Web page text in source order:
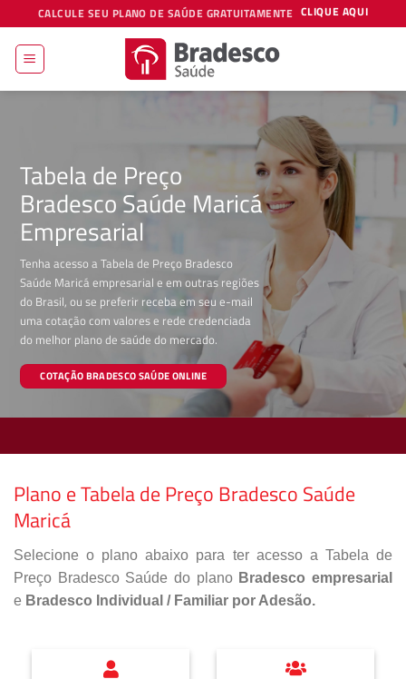
to
content
CALCULE SEU PLANO DE SAÚDE GRATUITAMENTE CLIQUE AQUI
Tabela de Preço
Bradesco Saúde Maricá
Empresarial
Tenha acesso a Tabela de Preço Bradesco
Saúde Maricá empresarial e em outras regiões
do Brasil, ou se preferir receba em seu e-mail
uma cotação com valores e rede credenciada
do melhor plano de saúde do mercado.
COTAÇÃO BRADESCO SAÚDE ONLINE
Plano e Tabela de Preço Bradesco Saúde
Maricá
Selecione o plano abaixo para ter acesso a Tabela de
Preço Bradesco Saúde do plano Bradesco empresarial
e Bradesco Individual / Familiar por Adesão.